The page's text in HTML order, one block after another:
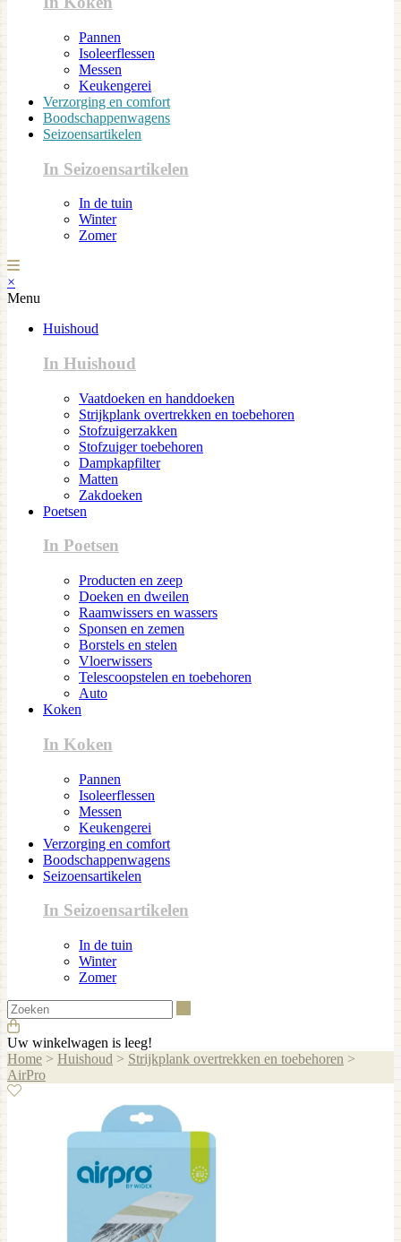
Pannen
Isoleerflessen
Messen
Keukengerei
Verzorging en comfort
Boodschappenwagens
Seizoensartikelen
In Seizoensartikelen
In de tuin
Winter
Zomer
×
Menu
Huishoud
In Huishoud
Vaatdoeken en handdoeken
Strijkplank overtrekken en toebehoren
Stofzuigerzakken
Stofzuiger toebehoren
Dampkapfilter
Matten
Zakdoeken
Poetsen
In Poetsen
Producten en zeep
Doeken en dweilen
Raamwissers en wassers
Sponsen en zemen
Borstels en stelen
Vloerwissers
Telescoopstelen en toebehoren
Auto
Koken
In Koken
Pannen
Isoleerflessen
Messen
Keukengerei
Verzorging en comfort
Boodschappenwagens
Seizoensartikelen
In Seizoensartikelen
In de tuin
Winter
Zomer
Uw winkelwagen is leeg!
Home > Huishoud > Strijkplank overtrekken en toebehoren >
AirPro